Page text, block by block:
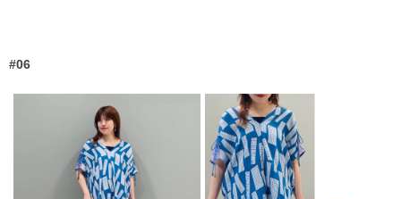
#06